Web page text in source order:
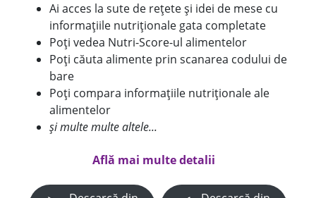
Ai acces la sute de rețete și idei de mese cu
informațiile nutriționale gata completate
Poți vedea Nutri-Score-ul alimentelor
Poți căuta alimente prin scanarea codului de
bare
Poți compara informațiile nutriționale ale
alimentelor
și multe multe altele...
Află mai multe detalii